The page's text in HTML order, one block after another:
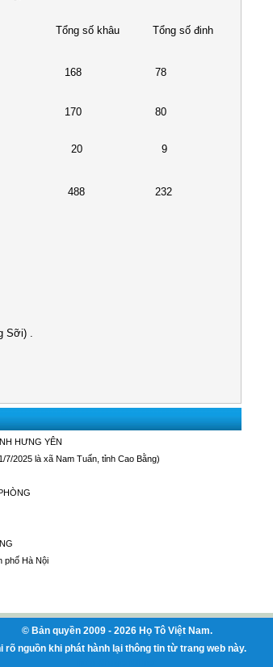
Tổng số khâu Tổng số đinh
168 78
170 80
20 9
488 232
Sỡi) .
HƯNG YÊN
2025 là xã Nam Tuấn, tỉnh Cao Bằng)
phố Hà Nội
© Bản quyền 2009 - 2026 Họ Tô Việt Nam.
rõ nguồn khi phát hành lại thông tin từ trang web này.